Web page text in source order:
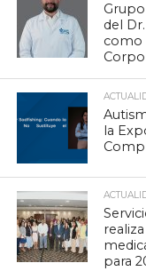
del
como
la
para